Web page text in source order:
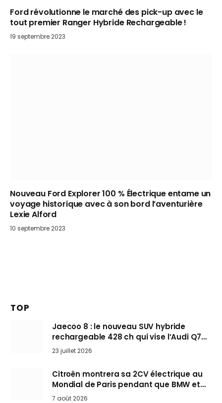
Ford révolutionne le marché des pick-up avec le
tout premier Ranger Hybride Rechargeable !
19 septembre 2023
Nouveau Ford Explorer 100 % Électrique entame un
voyage historique avec à son bord l’aventurière
Lexie Alford
10 septembre 2023
TOP
Jaecoo 8 : le nouveau SUV hybride
rechargeable 428 ch qui vise l’Audi Q7
arrive en Europe cet automne
23 juillet 2026
Citroën montrera sa 2CV électrique au
Mondial de Paris pendant que BMW et
Mini désertent le salon
7 août 2026